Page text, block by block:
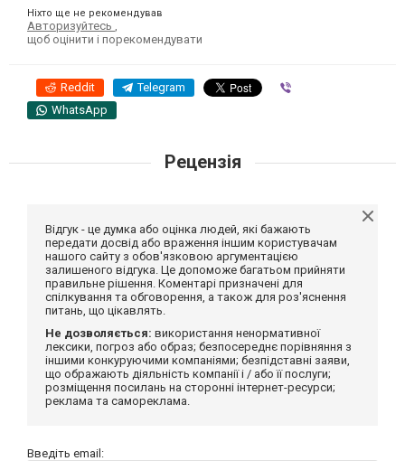
Ніхто ще не рекомендував
Авторизуйтесь
щоб оцінити і порекомендувати
Reddit Telegram
WhatsApp
Рецензія
Відгук - це думка або оцінка людей, які бажають
передати досвід або враження іншим користувачам
нашого сайту з обов'язковою аргументацією
залишеного відгука. Це допоможе багатьом прийняти
правильне рішення. Коментарі призначені для
спілкування та обговорення, а також для роз'яснення
питань, що цікавлять.
Не дозволяється: використання ненормативної
лексики, погроз або образ; безпосереднє порівняння з
іншими конкуруючими компаніями; безпідставні заяви,
що ображають діяльність компанії і / або її послуги;
розміщення посилань на сторонні інтернет-ресурси;
реклама та самореклама.
Введіть email: